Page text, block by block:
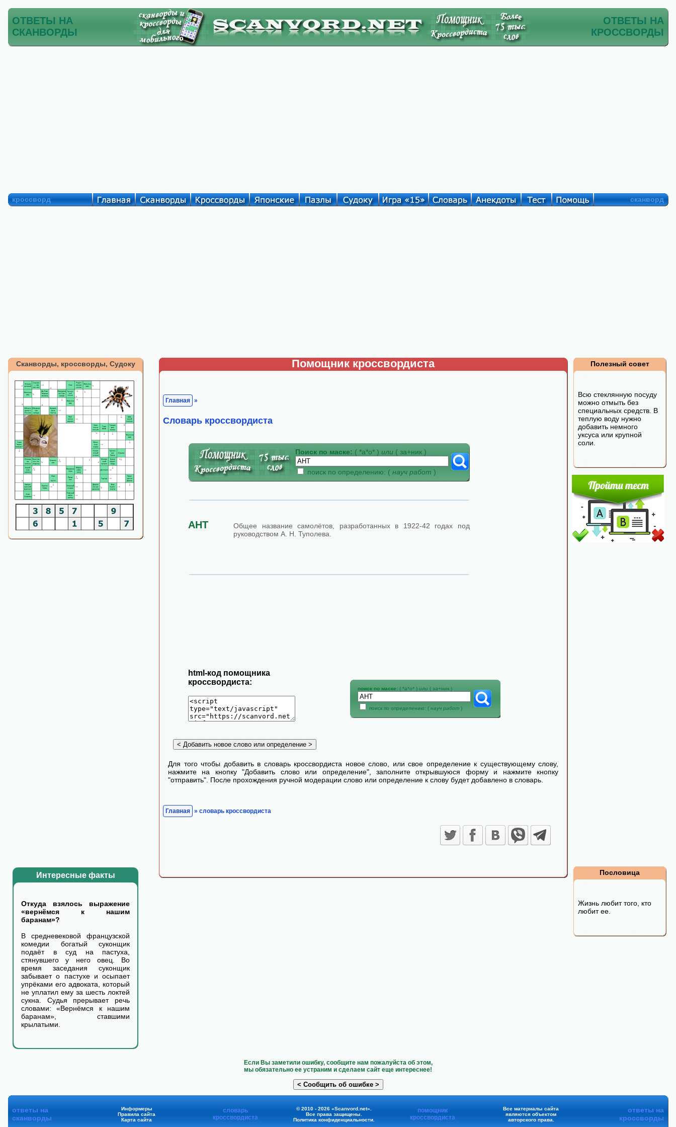
ОТВЕТЫ НА
СКАНВОРДЫ
ОТВЕТЫ НА
КРОССВОРДЫ
кроссворд сканворд
Сканворды, кроссворды, Судоку
Интересные факты
Откуда взялось выражение
«вернёмся к нашим
баранам»?
В средневековой французской
комедии богатый суконщик
подаёт в суд на пастуха,
стянувшего у него овец. Во
время заседания суконщик
забывает о пастухе и осыпает
упрёками его адвоката, который
не уплатил ему за шесть локтей
сукна. Судья прерывает речь
словами: «Вернёмся к нашим
баранам», ставшими
крылатыми.
Помощник кроссвордиста
Главная »
Cловарь кроссвордиста
Поиск по маске: ( *а*о* ) или ( за+ник )
поиск по определению: ( науч работ )
АНТ
Общее название самолётов, разработанных в 1922-42 годах под
руководством А. Н. Туполева.
html-код помощника
кроссвордиста:
поиск по маске: ( *а*о* ) или ( за+ник )
поиск по определению: ( науч работ )
Для того чтобы добавить в словарь кроссвордиста новое слово, или свое определение к существующему слову,
нажмите на кнопку "Добавить слово или определение", заполните открывшуюся форму и нажмите кнопку
"отправить". После прохождения ручной модерации слово или определение к слову будет добавлено в словарь.
Главная » словарь кроссвордиста
Полезный совет
Всю стеклянную посуду
можно отмыть без
специальных средств. В
теплую воду нужно
добавить немного
уксуса или крупной
соли.
Пословица
Жизнь любит того, кто
любит ее.
Если Вы заметили ошибку, сообщите нам пожалуйста об этом,
мы обязательно ее устраним и сделаем сайт еще интереснее!
ответы на
сканворды
Информеры
Правила сайта
Карта сайта
словарь
кроссвордиста
© 2010 - 2026 «Scanvord.net».
Все права защищены.
Политика конфиденциальности.
помощник
кроссвордиста
Все материалы сайта
являются объектом
авторского права.
ответы на
кроссворды